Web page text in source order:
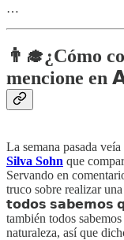
…
👨‍🎓¿Cómo
mencione
La semana pasada
Silva Sohn que
Servando en
truco sobre realizar
𝘁𝗼𝗱𝗼𝘀 𝘀𝗮𝗯𝗲𝗺𝗼𝘀
también todos
naturaleza, así que